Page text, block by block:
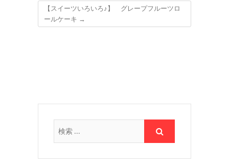
【スイーツいろいろ♪】 グレープフルーツロ
ールケーキ →